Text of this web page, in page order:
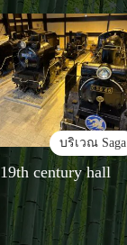
บริเวณ Saga
19th century hall